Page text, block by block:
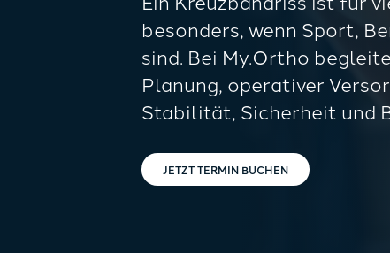
besonders, wenn Sport,
sind. Bei My.Ortho
Planung, operativer
Stabilität, Sicherheit und
JETZT TERMIN BUCHEN